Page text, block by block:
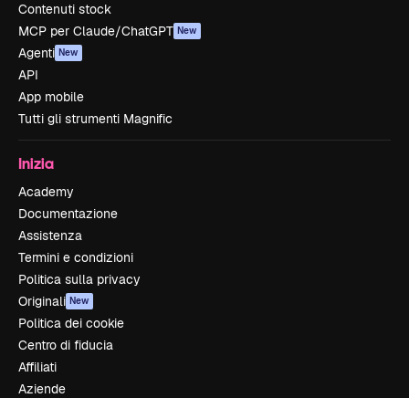
Contenuti stock
MCP per Claude/ChatGPT New
Agenti New
API
App mobile
Tutti gli strumenti Magnific
Inizia
Academy
Documentazione
Assistenza
Termini e condizioni
Politica sulla privacy
Originali New
Politica dei cookie
Centro di fiducia
Affiliati
Aziende